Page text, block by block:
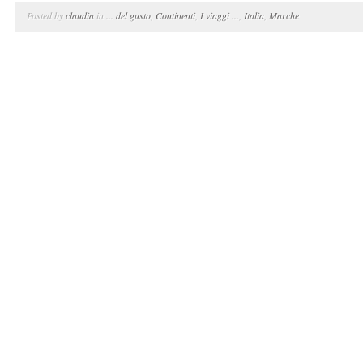
Posted byclaudia in ... del gusto Continenti, I viaggi ... Italia Marche